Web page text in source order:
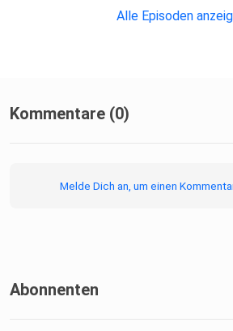
Alle Episoden
Kommentare (0)
Melde Dich an, um einen
Abonnenten